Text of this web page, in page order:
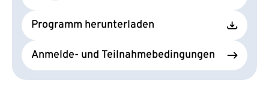
Programm herunterladen
Anmelde- und Teilnahmebedingungen